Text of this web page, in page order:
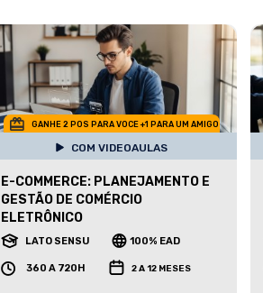
GANHE 2 POS PARA VOCE +1 PARA UM AMIGO
COM VIDEOAULAS
E-COMMERCE: PLANEJAMENTO E
GESTÃO DE COMÉRCIO
ELETRÔNICO
LATO SENSU 100% EAD
360 A 720H 2 A 12 MESES